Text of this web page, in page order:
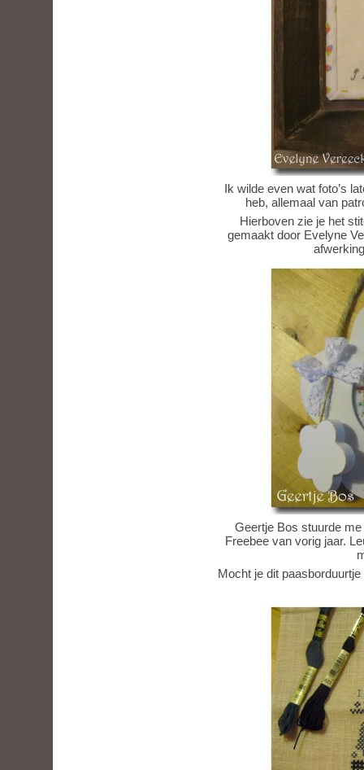
Ik wilde even wat foto’s
heb, allemaal van
Hierboven zie je het
gemaakt door Evelyne
Geertje Bos stuurde me
Freebee van vorig jaar.
Mocht je dit